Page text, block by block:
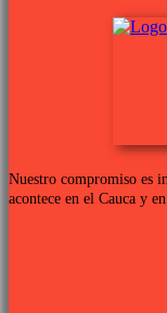
Nuestro compromiso es
acontece en el Cauca y